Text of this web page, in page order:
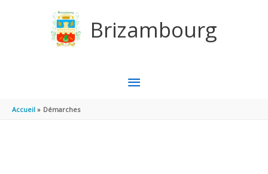
Brizambourg
MENU
Accueil Démarches